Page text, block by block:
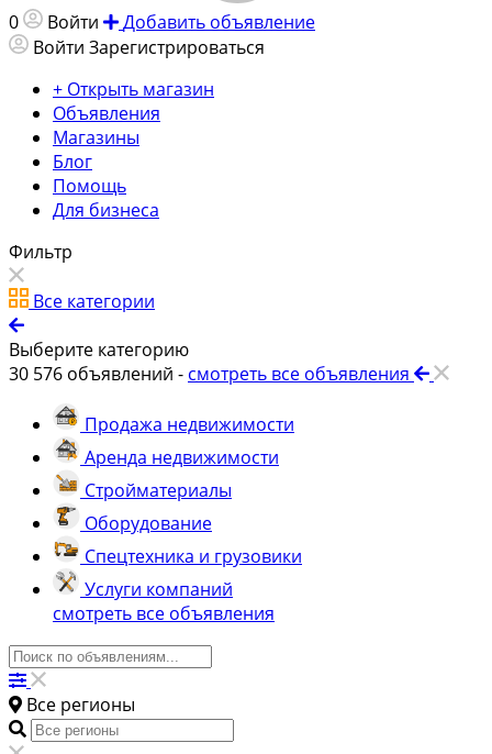
0 Войти
Добавить объявление
Войти Зарегистрироваться
+ Открыть магазин
Объявления
Магазины
Блог
Помощь
Для бизнеса
Фильтр
Все категории
Выберите категорию
30 576 объявлений - смотреть все объявления
Продажа недвижимости
Аренда недвижимости
Стройматериалы
Оборудование
Спецтехника и грузовики
Услуги компаний
смотреть все объявления
Все регионы